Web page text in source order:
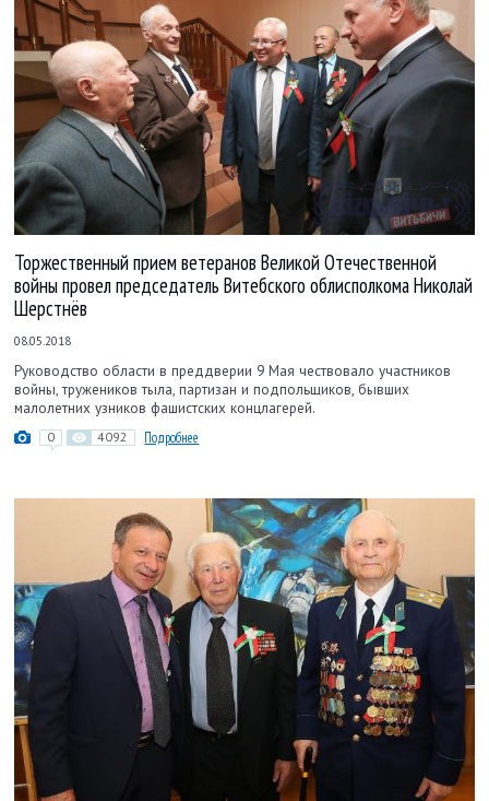
Торжественный прием ветеранов Великой Отечественной
войны провел председатель Витебского облисполкома Николай
Шерстнёв
08.05.2018
Руководство области в преддверии 9 Мая чествовало участников
войны, тружеников тыла, партизан и подпольщиков, бывших
малолетних узников фашистских концлагерей.
0 4092 Подробнее